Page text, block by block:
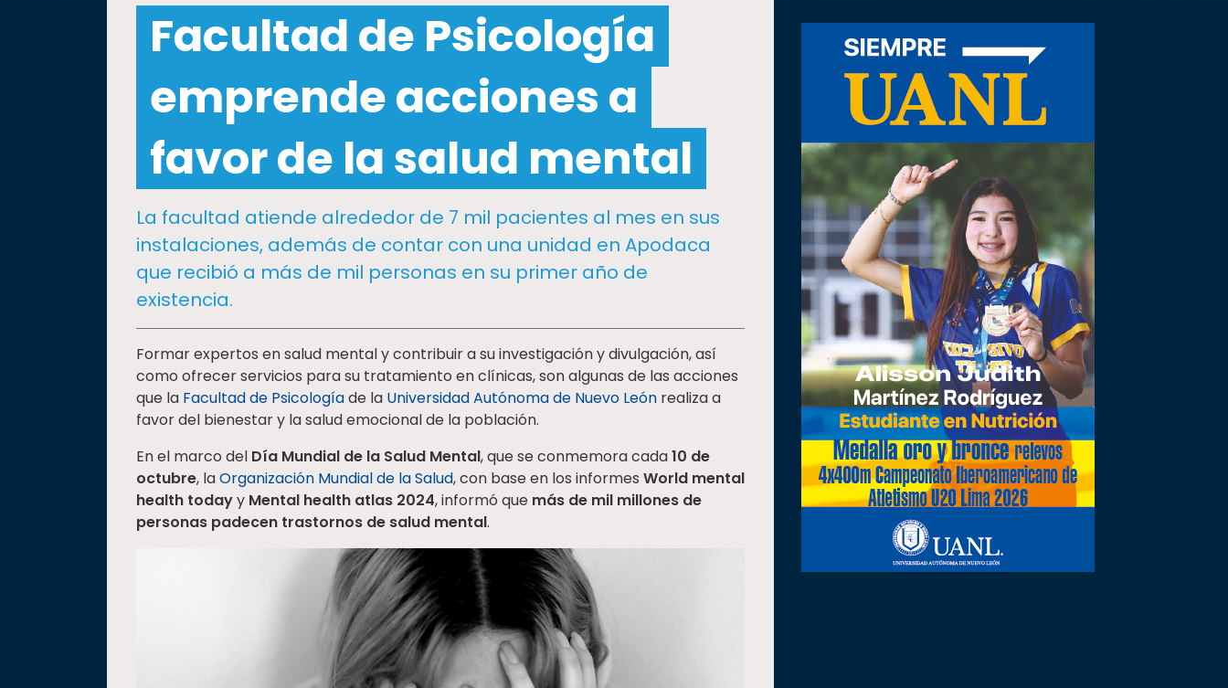
Internacionalización
Facultad de Psicología
emprende acciones a
favor de la salud mental
La facultad atiende alrededor de 7 mil pacientes al mes en sus
instalaciones, además de contar con una unidad en Apodaca
que recibió a más de mil personas en su primer año de
existencia.
Formar expertos en salud mental y contribuir a su investigación y divulgación, así
como ofrecer servicios para su tratamiento en clínicas, son algunas de las acciones
que la Facultad de Psicologíade la Universidad Autónoma de Nuevo León realiza a
favor del bienestar y la salud emocional de la población.
En el marco del Día Mundial de la Salud Mental, que se conmemora cada10 de
octubre, laOrganización Mundial de la Salud, con base en los informes World mental
health todayy Mental health atlas 2024, informó que más de mil millones de
personas padecen trastornos de salud mental.